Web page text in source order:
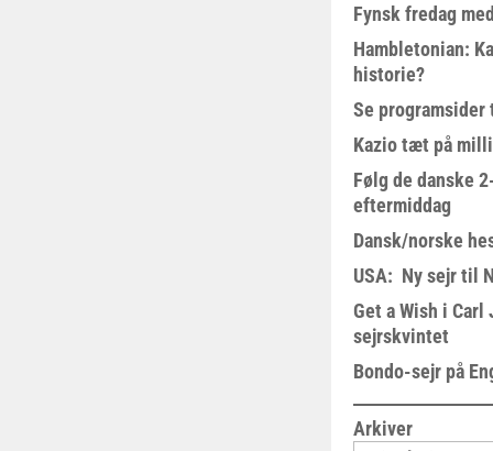
Fynsk fredag
Hambletonian:
historie?
Se
Kazio tæt på
Følg de danske
eftermiddag
Dansk/norske
USA: Ny sejr til
Get a Wish i Carl
sejrskvintet
Bondo-sejr på
Arkiver